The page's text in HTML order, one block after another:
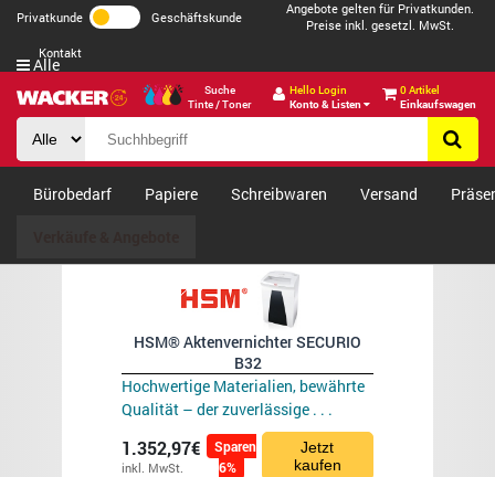
Privatkunde Geschäftskunde
Angebote gelten für Privatkunden.
Preise inkl. gesetzl. MwSt.
Kontakt
Suche
Tinte / Toner
Hello Login
Konto & Listen
0 Artikel
Einkaufswagen
Alle
Bürobedarf Papiere Schreibwaren Versand
HSM® Aktenvernichter SECURIO
B32
Hochwertige Materialien, bewährte
Qualität – der zuverlässige . . .
1.352,97€
inkl. MwSt.
Sparen
6%
Jetzt
kaufen